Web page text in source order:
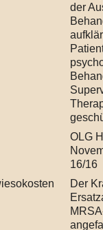
der
OLG
16/16
Der